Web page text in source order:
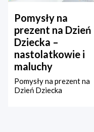
Pomysły na
prezent na Dzień
Dziecka –
nastolatkowie i
maluchy
Pomysły na prezent na
Dzień Dziecka